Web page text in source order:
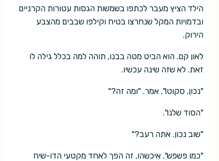
הילד הציץ מעבר לכתפו בשמשות הגסות עטורות הקרניים
ובדמויות המקל שנחרצו בטיח וקילפו שבבים מהצבע
הירוק.
לאון קם. הוא הביט מטה בבנו, תוהה למה בכלל גילה לו
זאת. לא שזה שינה עכשיו.
"נכון, סקוטוֹ", אמר. "ומה זה?"
"הסוד שלנו".
"שוב נכון. אתה רעב?"
"כמו פשפש". איכשהו, זה הפך לאחד מקטעי הדו-שיח